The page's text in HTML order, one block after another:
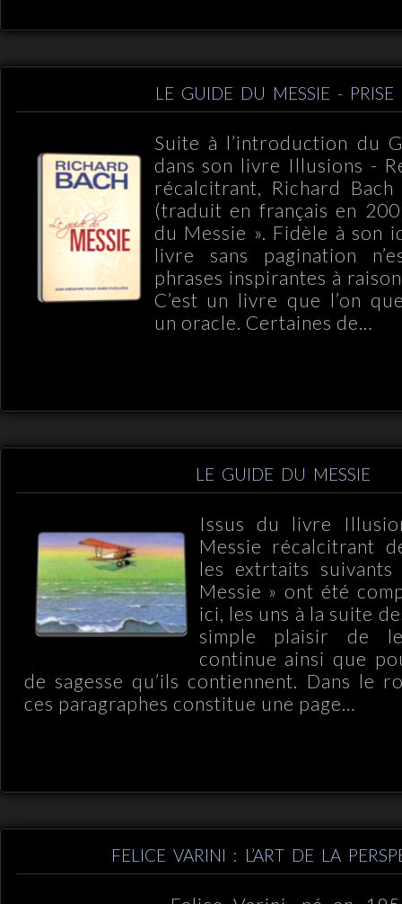
LE GUIDE DU MESSIE - PRISE
Suite à l’introduction du
dans son livre Illusions -
récalcitrant, Richard
(traduit en français en
du Messie ». Fidèle à son
livre sans pagination
phrases inspirantes à
C’est un livre que l’on
un oracle. Certaines de…
LE GUIDE DU MESSIE
Issus du livre
Messie récalcitrant
les extrtaits
Messie » ont été
ici, les uns à la suite
simple plaisir de
continue ainsi que
de sagesse qu’ils contiennent. Dans le
ces paragraphes constitue une page…
FELICE VARINI : L’ART DE LA